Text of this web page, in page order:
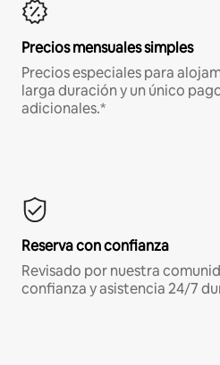
Precios mensuales simples
Precios especiales para
larga duración y un único
adicionales.*
Reserva con confianza
Revisado por nuestra
confianza y asistencia 24/7